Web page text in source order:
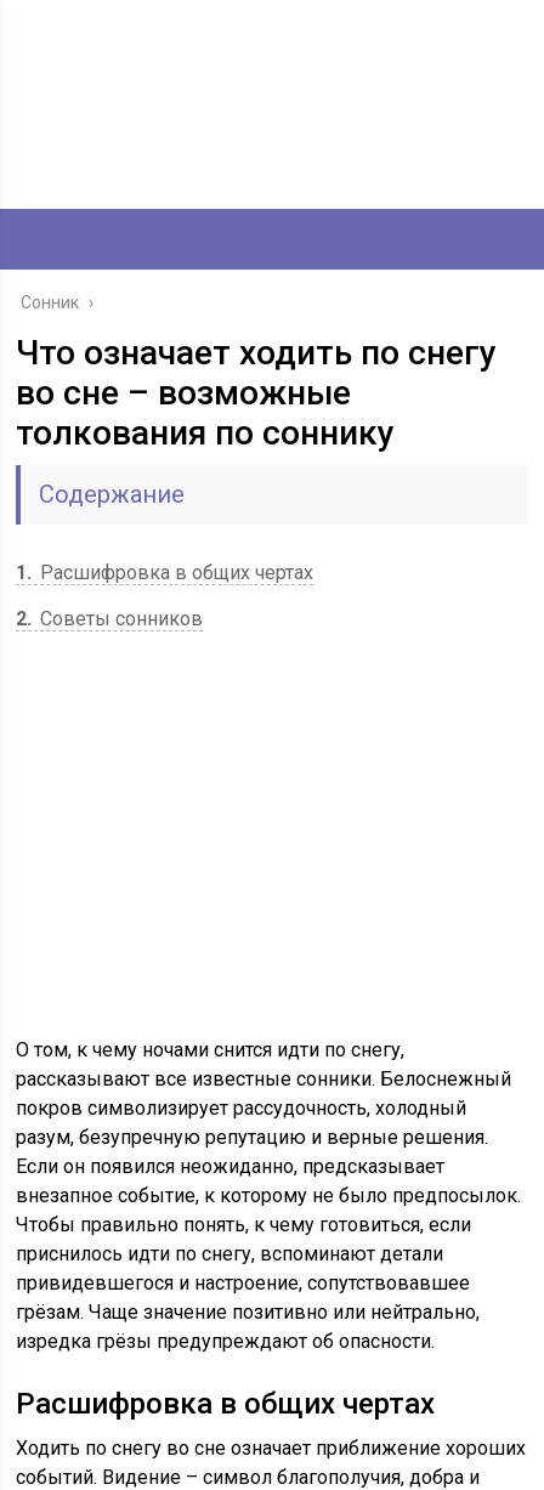
Сонник ›
Что означает ходить по снегу
во сне – возможные
толкования по соннику
Содержание
1
Расшифровка в общих чертах
2 Советы сонников
О том, к чему ночами снится идти по снегу,
рассказывают все известные сонники. Белоснежный
покров символизирует рассудочность, холодный
разум, безупречную репутацию и верные решения.
Если он появился неожиданно, предсказывает
внезапное событие, к которому не было предпосылок.
Чтобы правильно понять, к чему готовиться, если
приснилось идти по снегу, вспоминают детали
привидевшегося и настроение, сопутствовавшее
грёзам. Чаще значение позитивно или нейтрально,
изредка грёзы предупреждают об опасности.
Расшифровка в общих чертах
Ходить по снегу во сне означает приближение хороших
событий. Видение – символ благополучия, добра и